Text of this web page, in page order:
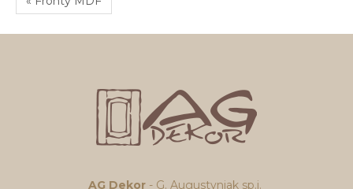
AG Dekor - G. Augustyniak sp.j.